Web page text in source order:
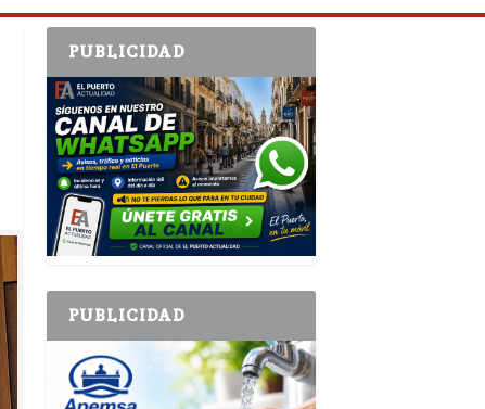
PUBLICIDAD
PUBLICIDAD